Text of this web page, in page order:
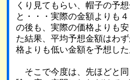
くり見てもらい、帽子の予
と・・・実際の金額よりも
の後も、実際の価格よりも
た結果、平均予想金額はわ
格よりも低い金額を予想した
そこで今度は、先ほどと